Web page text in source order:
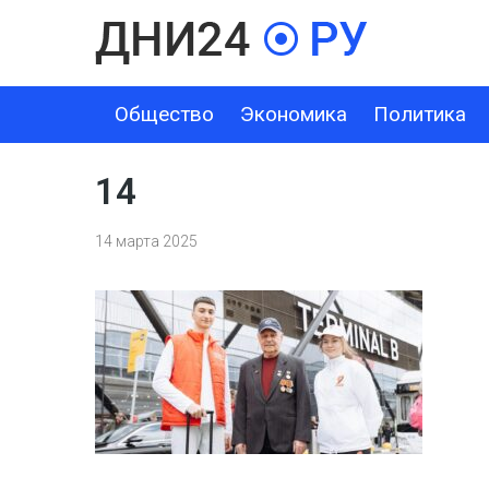
Общество Экономика Политика
ЭКОНОМИКА ПОЛИТИКА ШОУ-БИЗНЕС
14
14 марта 2025